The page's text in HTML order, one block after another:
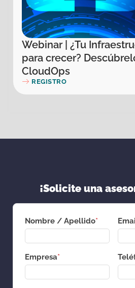
Webinar | ¿Tu
para crecer?
CloudOps
REGISTRO
¡Solicite una
Nombre / Apellido*
Empresa*